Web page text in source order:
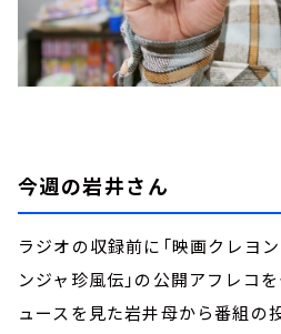
今週の岩井さん
ラジオの収録前に「映画クレヨ
ンジャ珍風伝」の公開アフレコ
ュースを見た岩井母から番組の